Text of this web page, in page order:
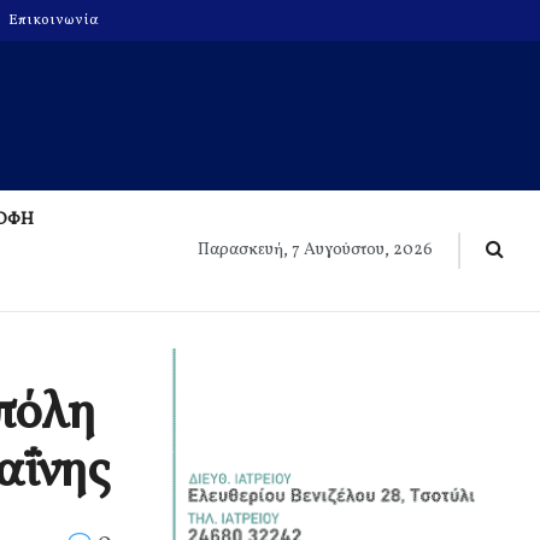
Επικοινωνία
Παρασκευή, 7 Αυγούστου, 2026